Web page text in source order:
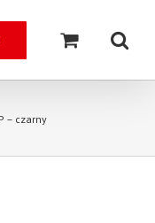
– czarny